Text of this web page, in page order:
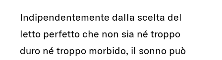
Indipendentemente dalla scelta del
letto perfetto che non sia né troppo
duro né troppo morbido, il sonno può